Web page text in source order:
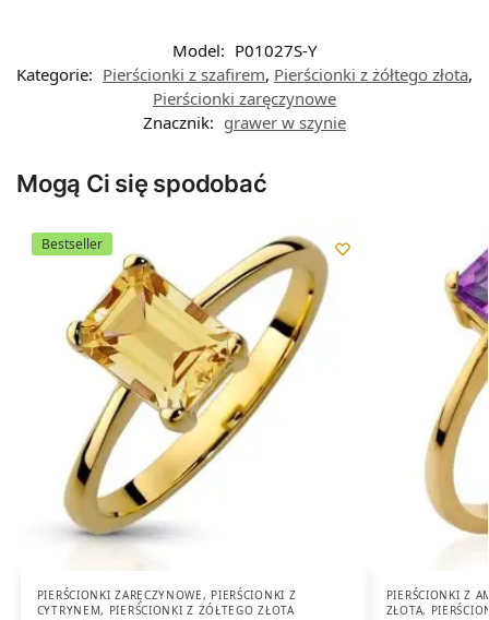
Model: P01027S-Y
Kategorie: Pierścionki z szafirem, Pierścionki z żółtego złota,
Pierścionki zaręczynowe
Znacznik: grawer w szynie
Mogą Ci się spodobać
Bestseller
PIERŚCIONKI ZARĘCZYNOWE, PIERŚCIONKI Z
CYTRYNEM, PIERŚCIONKI Z ŻÓŁTEGO ZŁOTA
PIERŚCIONKI Z
ZŁOTA,